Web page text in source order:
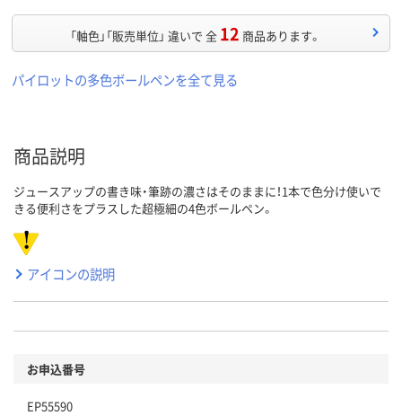
「軸色」「販売単位」 違いで 全 12 商品あります。
パイロットの多色ボールペンを全て見る
商品説明
ジュースアップの書き味・筆跡の濃さはそのままに！1本で色分け使いで
きる便利さをプラスした超極細の4色ボールペン。
アイコンの説明
お申込番号
EP55590